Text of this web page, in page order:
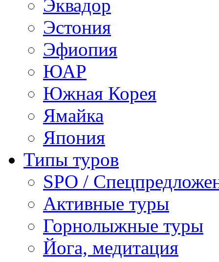
Эквадор
Эстония
Эфиопия
ЮАР
Южная Корея
Ямайка
Япония
Типы туров
SPO /
Активные туры
Горнолыжные туры
Йога, медитация